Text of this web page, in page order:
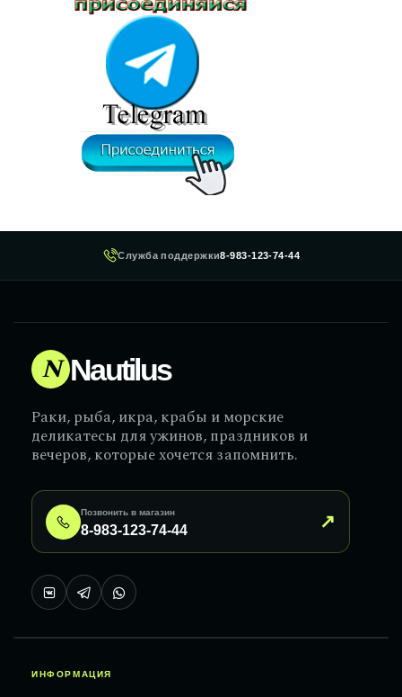
Служба поддержки8-983-123-74-44
N Nautilus
Раки, рыба, икра, крабы и морские
деликатесы для ужинов, праздников и
вечеров, которые хочется запомнить.
Позвонить в магазин
8-983-123-74-44 ↗
ИНФОРМАЦИЯ